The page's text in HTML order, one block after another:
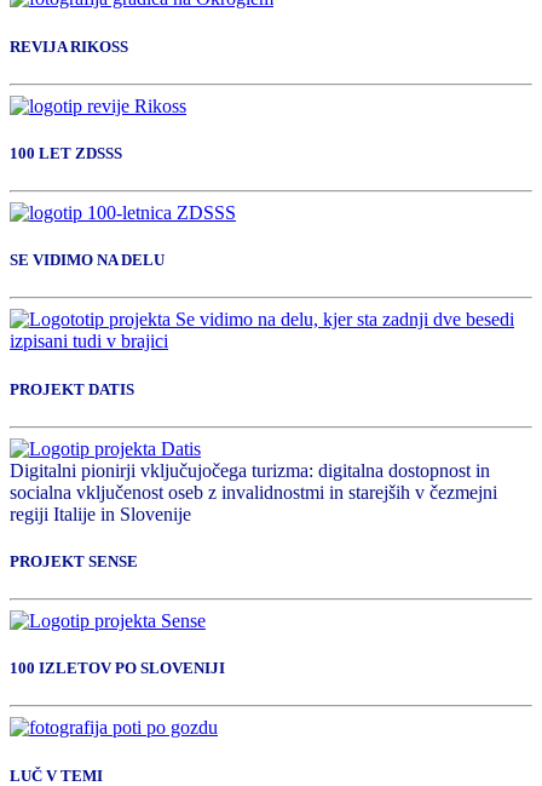
REVIJA RIKOSS
100 LET ZDSSS
SE VIDIMO NA DELU
PROJEKT DATIS
Digitalni pionirji vključujočega turizma: digitalna dostopnost in
socialna vključenost oseb z invalidnostmi in starejših v čezmejni
regiji Italije in Slovenije
PROJEKT SENSE
100 IZLETOV PO SLOVENIJI
LUČ V TEMI